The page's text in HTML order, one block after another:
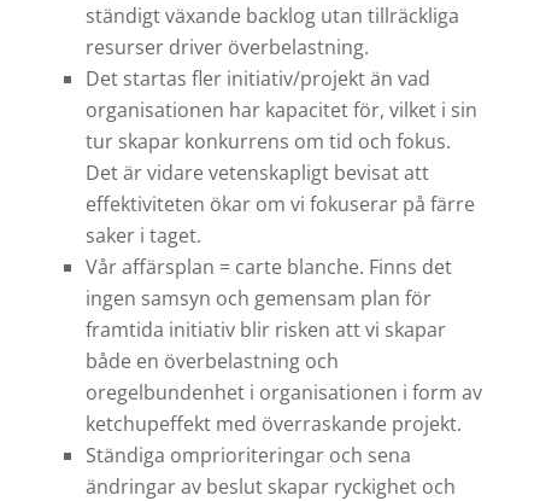
ständigt växande backlog utan tillräckliga
resurser driver överbelastning.
Det startas fler initiativ/projekt än vad
organisationen har kapacitet för, vilket i sin
tur skapar konkurrens om tid och fokus.
Det är vidare vetenskapligt bevisat att
effektiviteten ökar om vi fokuserar på färre
saker i taget.
Vår affärsplan = carte blanche. Finns det
ingen samsyn och gemensam plan för
framtida initiativ blir risken att vi skapar
både en överbelastning och
oregelbundenhet i organisationen i form av
ketchupeffekt med överraskande projekt.
Ständiga omprioriteringar och sena
ändringar av beslut skapar ryckighet och